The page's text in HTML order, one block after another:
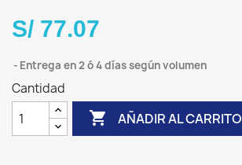
S/ 77.07
Entrega en 2 ó 4 días según volumen
Cantidad
 AÑADIR AL CARRITO